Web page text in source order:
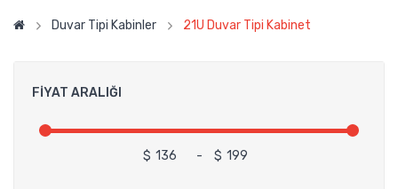
Duvar Tipi Kabinler 21U Duvar Tipi Kabinet
FIYAT ARALIĞI
$ - $